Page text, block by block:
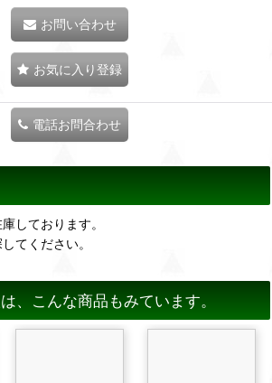
お問い合わせ
お気に入り登録
電話お問合わせ
しております。
てください。
、こんな商品もみています。